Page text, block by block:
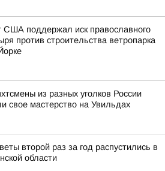
США поддержал иск православного
против строительства ветропарка
из разных уголков России
свое мастерство на Увильдах
второй раз за год распустились в
области